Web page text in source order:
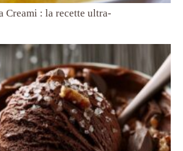
Creami : la recette ultra-